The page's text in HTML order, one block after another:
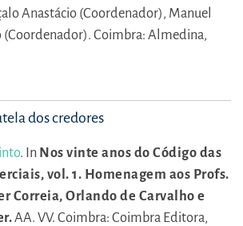
Anastácio (Coordenador), Manuel
(Coordenador). Coimbra: Almedina,
dos credores
. In Nos vinte anos do Código das
vol. 1. Homenagem aos Profs.
Correia, Orlando de Carvalho e
AA. VV. Coimbra: Coimbra Editora,